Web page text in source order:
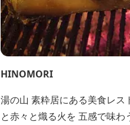
HINOMORI
湯の山 素粋居にある美食レストラン 宝のよ
と赤々と熾る火を 五感で味わ